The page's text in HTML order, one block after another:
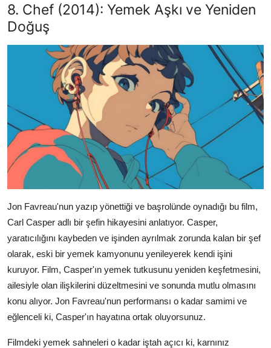
8. Chef (2014): Yemek Aşkı ve Yeniden
Doğuş
Jon Favreau'nun yazıp yönettiği ve başrolünde oynadığı bu film,
Carl Casper adlı bir şefin hikayesini anlatıyor. Casper,
yaratıcılığını kaybeden ve işinden ayrılmak zorunda kalan bir şef
olarak, eski bir yemek kamyonunu yenileyerek kendi işini
kuruyor. Film, Casper'ın yemek tutkusunu yeniden keşfetmesini,
ailesiyle olan ilişkilerini düzeltmesini ve sonunda mutlu olmasını
konu alıyor. Jon Favreau'nun performansı o kadar samimi ve
eğlenceli ki, Casper'ın hayatına ortak oluyorsunuz.
Filmdeki yemek sahneleri o kadar iştah açıcı ki, karnınız